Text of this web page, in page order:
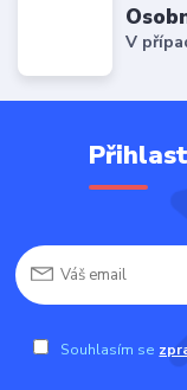
V
Souhlasím se